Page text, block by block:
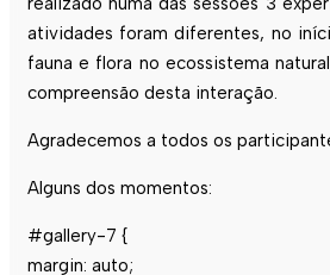
atividades foram diferentes, no
fauna e flora no ecossistema
compreensão desta interação.
Agradecemos a todos os
Alguns dos momentos:
#gallery-7 {
margin: auto;